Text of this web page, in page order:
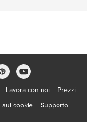
Lavora con noi
Prezzi
sui cookie
Supporto